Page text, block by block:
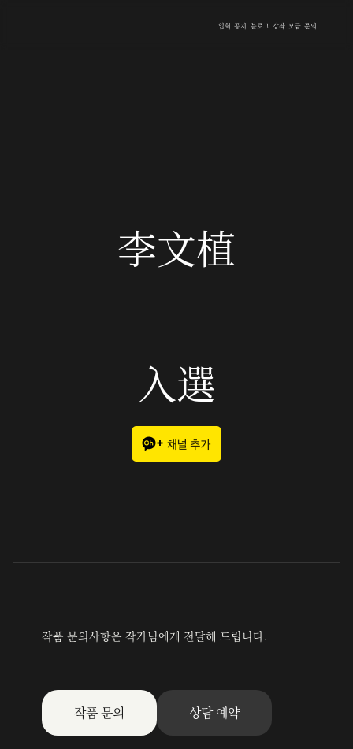
입회 공지 블로그 강좌 모금 문의
李文植
入選
작품 문의사항은 작가님에게 전달해 드립니다.
작품 문의 상담 예약